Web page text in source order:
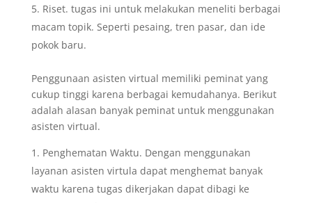
Riset. tugas ini untuk melakukan meneliti berbagai
macam topik. Seperti pesaing, tren pasar, dan ide
pokok baru.
Penggunaan asisten virtual memiliki peminat yang
cukup tinggi karena berbagai kemudahanya. Berikut
adalah alasan banyak peminat untuk menggunakan
asisten virtual.
Penghematan Waktu. Dengan menggunakan
layanan asisten virtula dapat menghemat banyak
waktu karena tugas dikerjakan dapat dibagi ke